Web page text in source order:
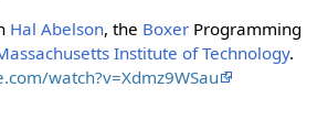
Hal Abelson, the BoxerProgramming
Institute of Technology.
watch?v=Xdmz9WSau